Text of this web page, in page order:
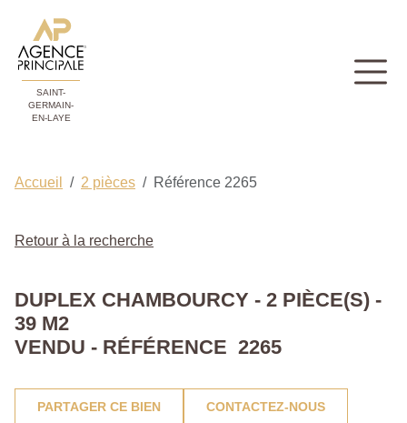
SAINT-
GERMAIN-
EN-LAYE
Accueil 2 pièces Référence 2265
Retour à la recherche
DUPLEX CHAMBOURCY - 2 PIÈCE(S) -
39 M2
VENDU - RÉFÉRENCE 2265
PARTAGER CE BIEN CONTACTEZ-NOUS